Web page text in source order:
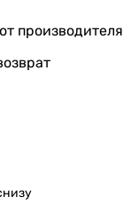
производителя